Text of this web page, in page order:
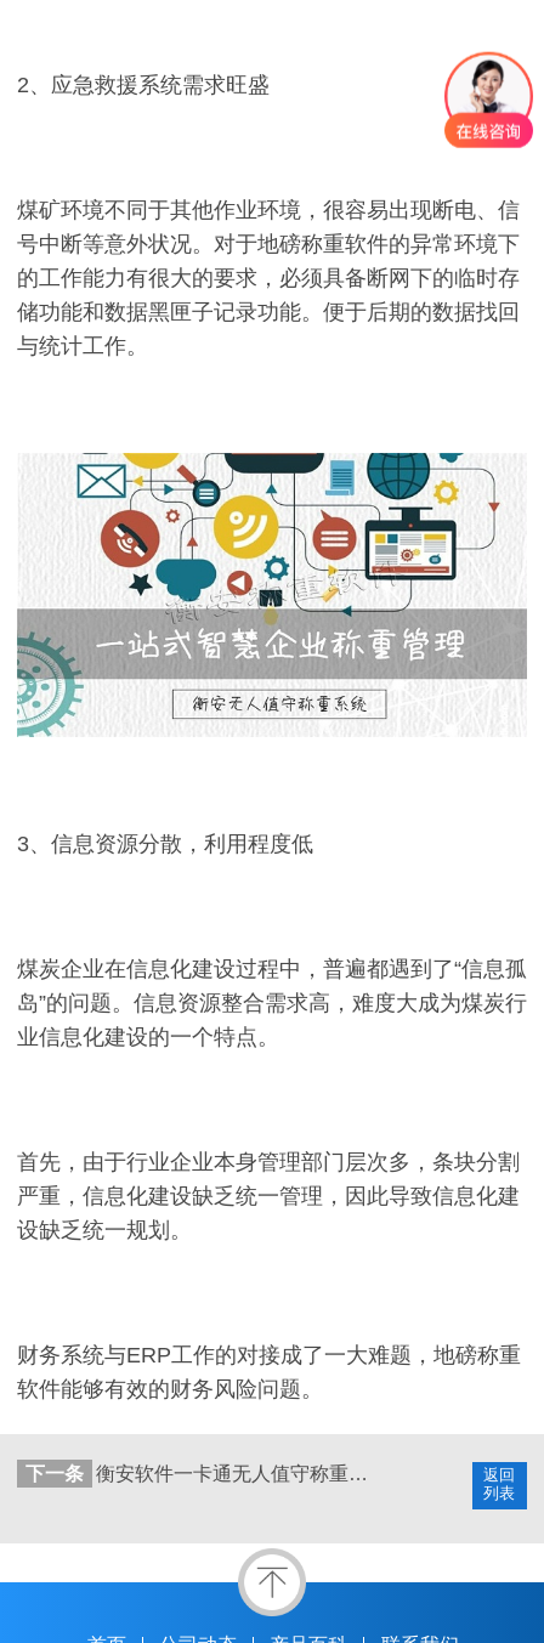
2、应急救援系统需求旺盛
煤矿环境不同于其他作业环境，很容易出现断电、信
号中断等意外状况。对于地磅称重软件的异常环境下
的工作能力有很大的要求，必须具备断网下的临时存
储功能和数据黑匣子记录功能。便于后期的数据找回
与统计工作。
3、信息资源分散，利用程度低
煤炭企业在信息化建设过程中，普遍都遇到了“信息孤
岛”的问题。信息资源整合需求高，难度大成为煤炭行
业信息化建设的一个特点。
首先，由于行业企业本身管理部门层次多，条块分割
严重，信息化建设缺乏统一管理，因此导致信息化建
设缺乏统一规划。
财务系统与ERP工作的对接成了一大难题，地磅称重
软件能够有效的财务风险问题。
返回
列表
下一条 衡安软件一卡通无人值守称重系统助力天元煤业实现“智慧工厂”